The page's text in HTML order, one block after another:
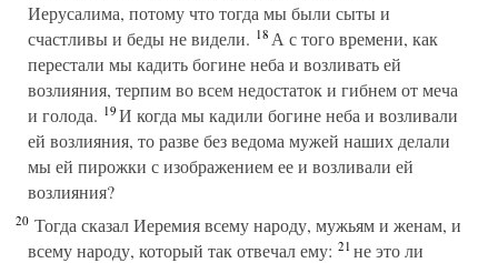
Иерусалима, потому что тогда мы были сыты и
счастливы и беды не видели. 18А с того времени, как
перестали мы кадить богине неба и возливать ей
возлияния, терпим во всем недостаток и гибнем от меча
и голода. 19И когда мы кадили богине неба и возливали
ей возлияния, то разве без ведома мужей наших делали
мы ей пирожки с изображением ее и возливали ей
возлияния?
20 Тогда сказал Иеремия всему народу, мужьям и женам, и
всему народу, который так отвечал ему: 21не это ли